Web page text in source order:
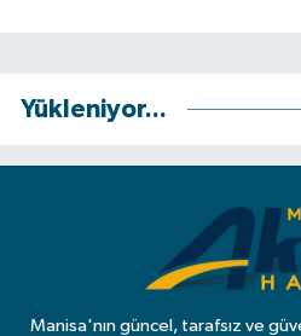
Yükleniyor...
Manisa'nın güncel, tarafsız ve